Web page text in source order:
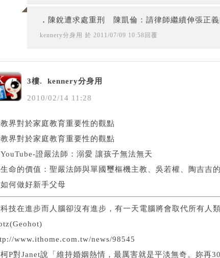
． 陳銳遭求處重刑 陳凱倫：請律師繼續伸張正義
kennery分身用 於 2011/07/09 10:58 回覆
3樓. kennery分身用
2010/02/14 11 :28
界對於家庭教育重要性的觀點
界對於家庭教育重要性的觀點
YouTube-證嚴法師：溺愛 讓孩子無法無天
生命的價值：聖嚴法師與單國璽樞機主教、吳若權、陶吉吉
如何做好新手父母
技在進步而人腦卻沒有進步，有一天電腦將會取代所有人
www.ithome.com.tw/news/98545
P對Janet說「維持婚姻熱情，最厲害就是平淡無奇。妳再